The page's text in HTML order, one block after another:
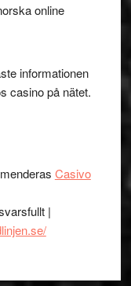
online
informationen
casino på nätet.
Casivo
|